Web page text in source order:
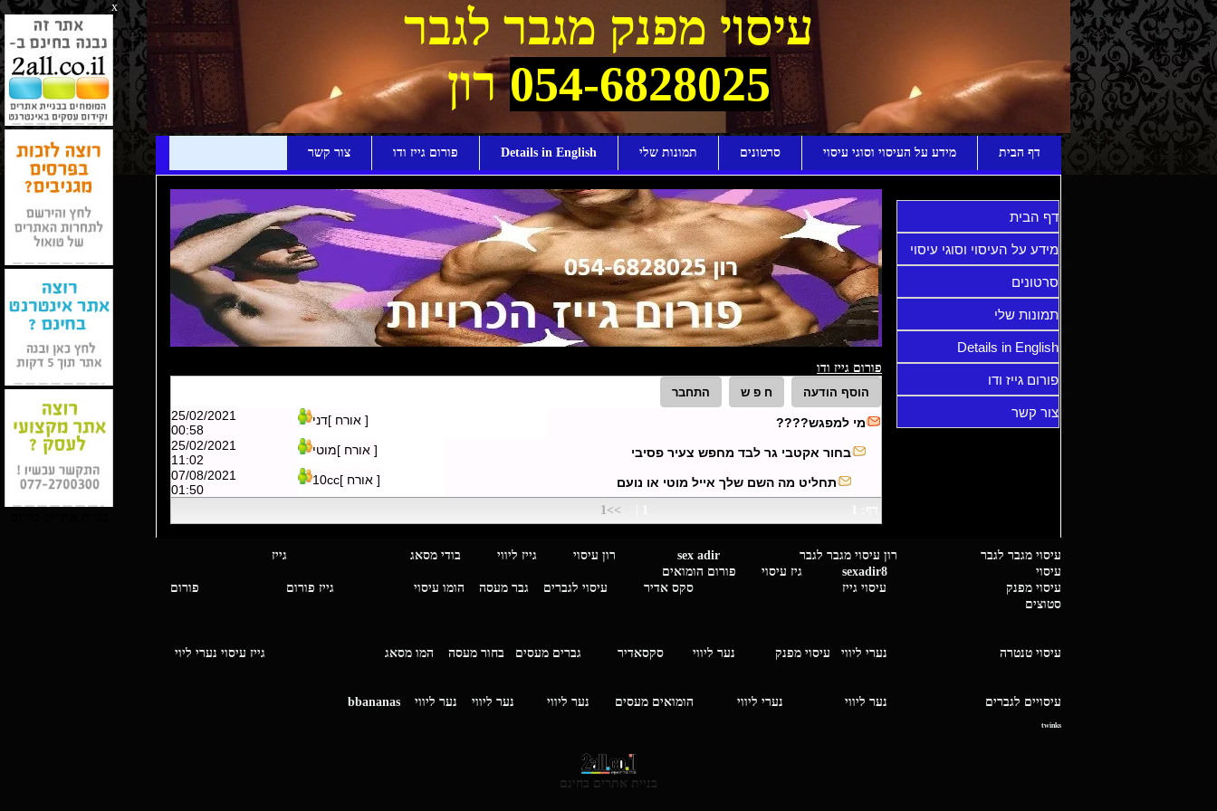
x
עיסוי מפנק מגבר לגבר
054-6828025רון
דף הבית מידע על העיסוי וסוגי עיסוי סרטונים תמונות שלי Details in English פורום גייז ודו צור קשר
דף הבית
מידע על העיסוי וסוגי עיסוי
סרטונים
תמונות שלי
Details in English
פורום גייז ודו
צור קשר
פורום גייז ודו
מי למפגש???? [ אורח ]דני
25/02/2021
00:58
בחור אקטבי גר לבד מחפש צעיר פסיבי
[ אורח ]מוטי
25/02/2021
11:02
תחליט מה השם שלך אייל מוטי או נועם
[ אורח ]10cc
07/08/2021
01:50
>>1
עיסוי מגבר לגבר רון עיסוי מגבר לגבר sex adir רון עיסוי גייז ליווי בודי מסאג גייז
עיסוי sexadir8 גיז עיסוי פורום הומואים
עיסוי מפנק
עיסוי גייז סקס אדיר עיסוי לגברים גבר מעסה הומו עיסוי גייז פורום
פורום
סטוצים
עיסוי טנטרה נערי ליווי עיסוי מפנק נער ליווי סקסאדיר גברים מעסים בחור מעסה המו מסאג גייז עיסוי נערי ליוי
עיסויים לגברים נער ליווי נערי ליווי הומואים מעסים נער ליווי נער ליווי נער ליווי bbananas
twinks
בניית אתרים בחינם